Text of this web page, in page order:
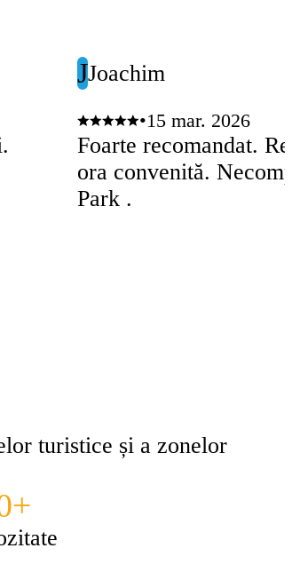
JJoachim
•15 mar. 2026
Foarte recomandat.
ora convenită.
Park .
turistice și a zonelor